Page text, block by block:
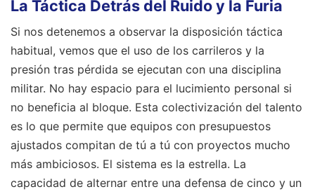
La Táctica Detrás del Ruido y la Furia
Si nos detenemos a observar la disposición táctica
habitual, vemos que el uso de los carrileros y la
presión tras pérdida se ejecutan con una disciplina
militar. No hay espacio para el lucimiento personal si
no beneficia al bloque. Esta colectivización del talento
es lo que permite que equipos con presupuestos
ajustados compitan de tú a tú con proyectos mucho
más ambiciosos. El sistema es la estrella. La
capacidad de alternar entre una defensa de cinco y un